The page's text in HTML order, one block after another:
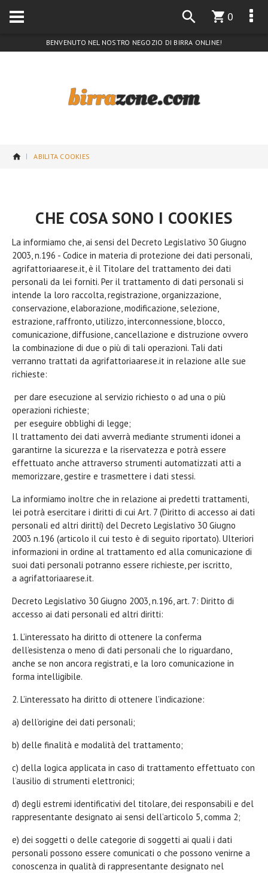
BENVENUTO NEL NOSTRO NEGOZIO DI BIRRA ONLINE!
0
ABILITA COOKIES
CHE COSA SONO I COOKIES
La informiamo che, ai sensi del Decreto Legislativo 30 Giugno
2003, n.196 - Codice in materia di protezione dei dati personali,
agrifattoriaarese.it, è il Titolare del trattamento dei dati
personali da lei forniti. Per il trattamento di dati personali si
intende la loro raccolta, registrazione, organizzazione,
conservazione, elaborazione, modificazione, selezione,
estrazione, raffronto, utilizzo, interconnessione, blocco,
comunicazione, diffusione, cancellazione e distruzione ovvero
la combinazione di due o più di tali operazioni. Tali dati
verranno trattati da agrifattoriaarese.it in relazione alle sue
richieste:
per dare esecuzione al servizio richiesto o ad una o più
operazioni richieste;
per eseguire obblighi di legge;
Il trattamento dei dati avverrà mediante strumenti idonei a
garantirne la sicurezza e la riservatezza e potrà essere
effettuato anche attraverso strumenti automatizzati atti a
memorizzare, gestire e trasmettere i dati stessi.
La informiamo inoltre che in relazione ai predetti trattamenti,
lei potrà esercitare i diritti di cui Art. 7 (Diritto di accesso ai dati
personali ed altri diritti) del Decreto Legislativo 30 Giugno
2003 n.196 (articolo il cui testo è di seguito riportato). Ulteriori
informazioni in ordine al trattamento ed alla comunicazione di
suoi dati personali potranno essere richieste, per iscritto,
a agrifattoriaarese.it.
Decreto Legislativo 30 Giugno 2003, n.196, art. 7: Diritto di
accesso ai dati personali ed altri diritti:
1. L’interessato ha diritto di ottenere la conferma
dell’esistenza o meno di dati personali che lo riguardano,
anche se non ancora registrati, e la loro comunicazione in
forma intelligibile.
2. L’interessato ha diritto di ottenere l’indicazione:
a) dell’origine dei dati personali;
b) delle finalità e modalità del trattamento;
c) della logica applicata in caso di trattamento effettuato con
l’ausilio di strumenti elettronici;
d) degli estremi identificativi del titolare, dei responsabili e del
rappresentante designato ai sensi dell’articolo 5, comma 2;
e) dei soggetti o delle categorie di soggetti ai quali i dati
personali possono essere comunicati o che possono venirne a
conoscenza in qualità di rappresentante designato nel